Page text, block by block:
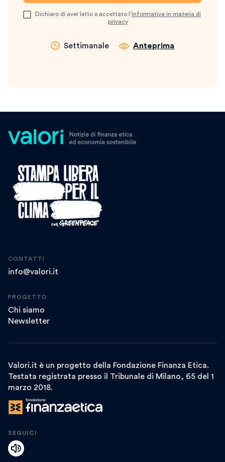
Dichiaro di aver letto e accettato l’informativa in materia di
privacy
Settimanale Anteprima
CONTATTI
info@valori.it
PROGETTO
Chi siamo
Newsletter
Valori.it è un progetto della Fondazione Finanza Etica.
Testata registrata presso il Tribunale di Milano, 65 del 1
marzo 2018.
SEGUICI